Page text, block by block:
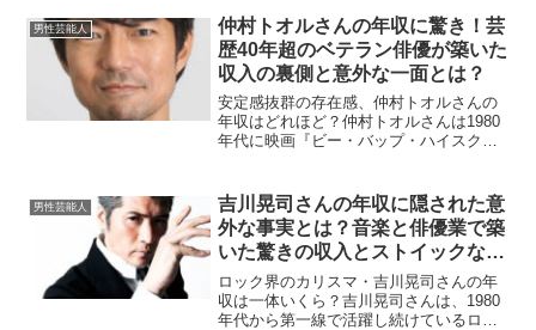
ールのカリスマ講師でありながら、テレ
ビ出演や著書、講演活動な...
男性芸能人
仲村トオルさんの年収に驚き！芸
歴40年超のベテラン俳優が築いた
収入の裏側と意外な一面とは？
安定感抜群の存在感、仲村トオルさんの
年収はどれほど？仲村トオルさんは1980
年代に映画『ビー・バップ・ハイスクー
ジャンルで活躍を続けてきた俳優です。
年齢を重ねるごとに深...
男性芸能人
吉川晃司さんの年収に隠された意
外な事実とは？音楽と俳優業で築
いた驚きの収入とストイックな生
き方
ロック界のカリスマ・吉川晃司さんの年
収は一体いくら？吉川晃司さんは、1980
年代から第一線で活躍し続けているロッ